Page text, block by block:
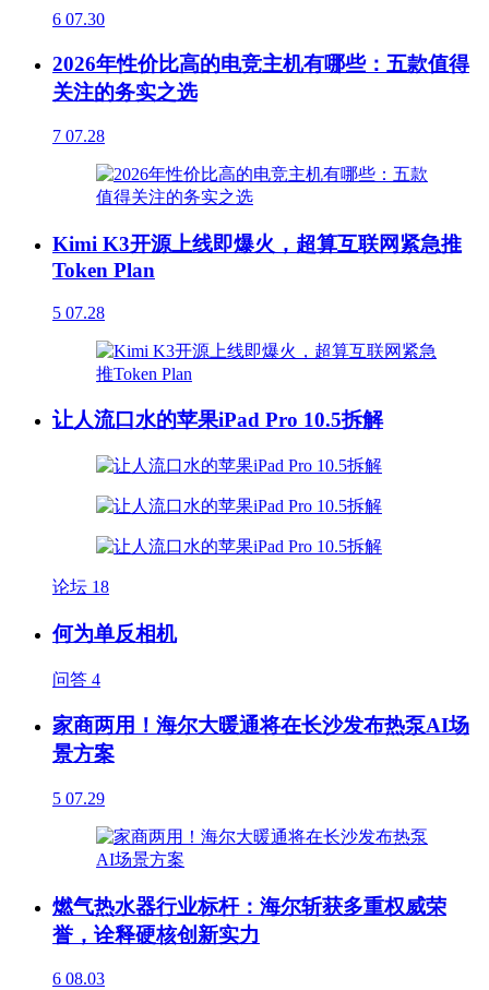
6 07.30
2026年性价比高的电竞主机有哪些：五款值得
关注的务实之选
7 07.28
Kimi K3开源上线即爆火，超算互联网紧急推
Token Plan
5 07.28
让人流口水的苹果iPad Pro 10.5拆解
论坛 18
何为单反相机
问答 4
家商两用！海尔大暖通将在长沙发布热泵AI场
景方案
5 07.29
燃气热水器行业标杆：海尔斩获多重权威荣
誉，诠释硬核创新实力
6 08.03